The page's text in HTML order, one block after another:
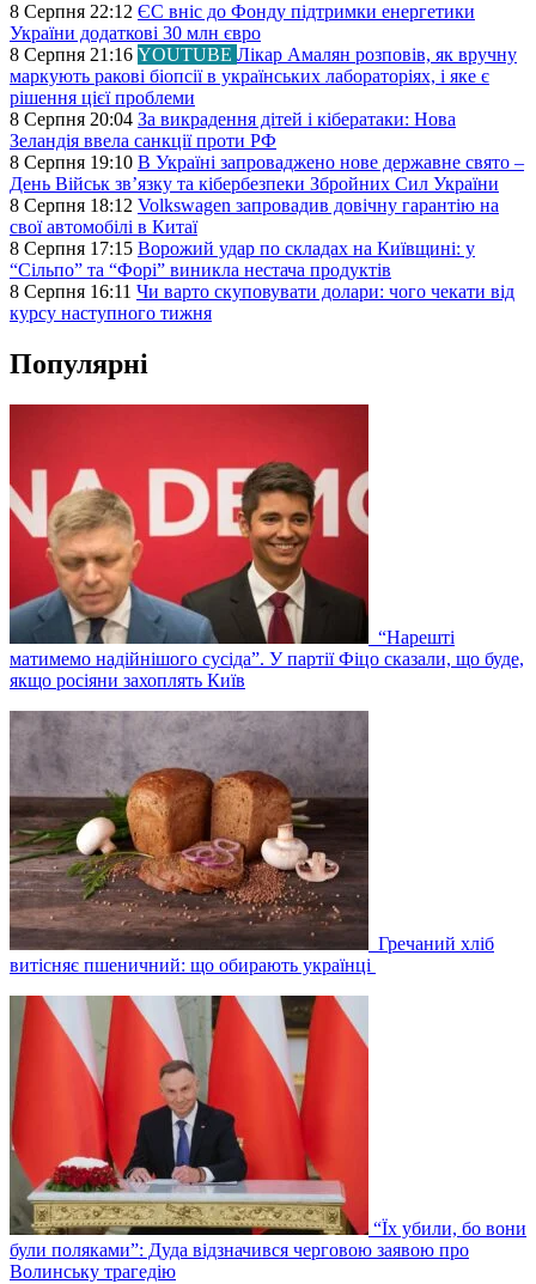
8 Серпня 22:12 ЄС вніс до Фонду підтримки енергетики
України додаткові 30 млн євро
8 Серпня 21:16 YOUTUBE Лікар Амалян розповів, як вручну
маркують ракові біопсії в українських лабораторіях, і яке є
рішення цієї проблеми
8 Серпня 20:04 За викрадення дітей і кібератаки: Нова
Зеландія ввела санкції проти РФ
8 Серпня 19:10 В Україні запроваджено нове державне свято –
День Військ звʼязку та кібербезпеки Збройних Сил України
8 Серпня 18:12 Volkswagen запровадив довічну гарантію на
свої автомобілі в Китаї
8 Серпня 17:15 Ворожий удар по складах на Київщині: у
“Сільпо” та “Форі” виникла нестача продуктів
8 Серпня 16:11 Чи варто скуповувати долари: чого чекати від
курсу наступного тижня
Популярні
“Нарешті
матимемо надійнішого сусіда”. У партії Фіцо сказали, що буде,
якщо росіяни захоплять Київ
Гречаний хліб
витісняє пшеничний: що обирають українці
“Їх убили, бо вони
були поляками”: Дуда відзначився черговою заявою про
Волинську трагедію